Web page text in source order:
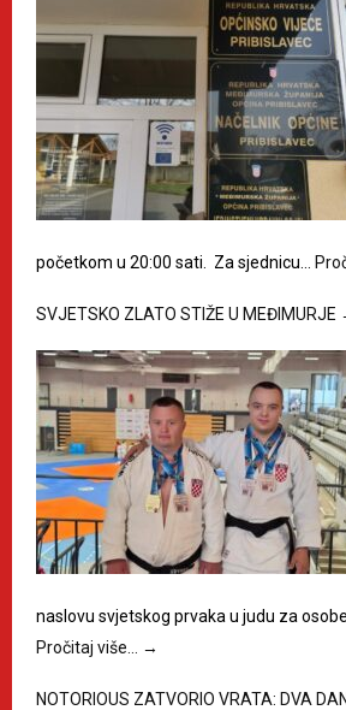
početkom u 20:00 sati. Za sjednicu…
SVJETSKO ZLATO STIŽE U MEĐIMURJE
naslovu svjetskog prvaka u judu za
Pročitaj više…
→
NOTORIOUS ZATVORIO VRATA: DVA